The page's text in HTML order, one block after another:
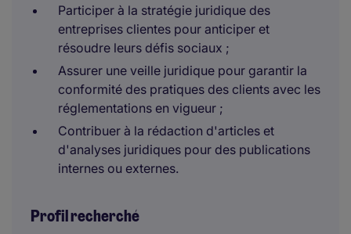
Participer à la stratégie juridique des
entreprises clientes pour anticiper et
résoudre leurs défis sociaux ;
Assurer une veille juridique pour garantir la
conformité des pratiques des clients avec les
réglementations en vigueur ;
Contribuer à la rédaction d'articles et
d'analyses juridiques pour des publications
internes ou externes.
Profil recherché